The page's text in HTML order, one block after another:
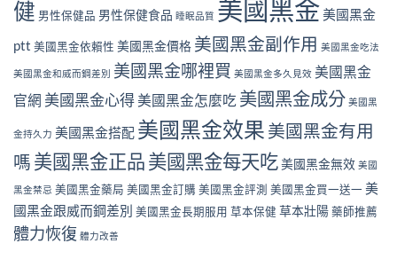
健 男性保健品 男性保健食品 睡眠品質 美國黑金美國黑金
ptt 美國黑金依賴性 美國黑金價格 美國黑金副作用 美國黑金吃法
美國黑金和威而鋼差別 美國黑金哪裡買 美國黑金多久見效 美國黑金
官網 美國黑金心得美國黑金怎麼吃 美國黑金成分 美國黑
金持久力 美國黑金搭配 美國黑金效果 美國黑金有用
嗎 美國黑金正品美國黑金每天吃美國黑金無效 美國
黑金禁忌 美國黑金藥局 美國黑金訂購 美國黑金評測 美國黑金買一送一 美
國黑金跟威而鋼差別 美國黑金長期服用 草本保健 草本壯陽 藥師推薦
體力恢復 體力改善